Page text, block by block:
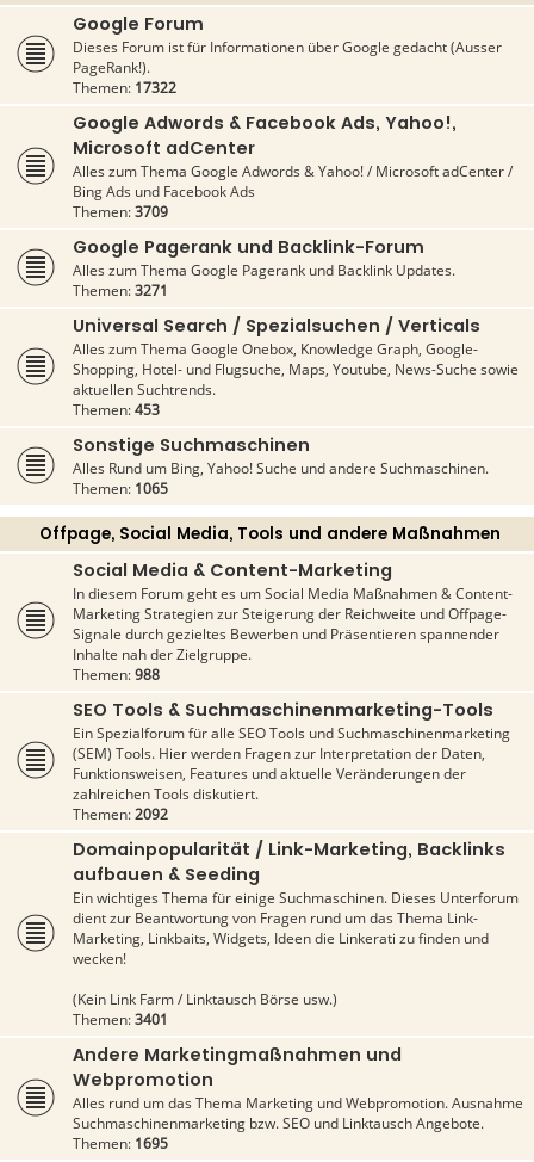
Google Forum
Dieses Forum ist für Informationen über Google gedacht (Ausser
PageRank!).
Themen: 17322
Google Adwords & Facebook Ads, Yahoo!,
Microsoft adCenter
Alles zum Thema Google Adwords & Yahoo! / Microsoft adCenter /
Bing Ads und Facebook Ads
Themen:3709
Google Pagerank und Backlink-Forum
Alles zum Thema Google Pagerank und Backlink Updates.
Themen:3271
Universal Search / Spezialsuchen / Verticals
Alles zum Thema Google Onebox, Knowledge Graph, Google-
Shopping, Hotel- und Flugsuche, Maps, Youtube, News-Suche sowie
aktuellen Suchtrends.
Themen:453
Sonstige Suchmaschinen
Alles Rund um Bing, Yahoo! Suche und andere Suchmaschinen.
Themen: 1065
Offpage, Social Media, Tools und andere Maßnahmen
Social Media & Content-Marketing
In diesem Forum geht es um Social Media Maßnahmen & Content-
Marketing Strategien zur Steigerung der Reichweite und Offpage-
Signale durch gezieltes Bewerben und Präsentieren spannender
Inhalte nah der Zielgruppe.
Themen:988
SEO Tools & Suchmaschinenmarketing-Tools
Ein Spezialforum für alle SEO Tools und Suchmaschinenmarketing
(SEM) Tools. Hier werden Fragen zur Interpretation der Daten,
Funktionsweisen, Features und aktuelle Veränderungen der
zahlreichen Tools diskutiert.
Themen:2092
Domainpopularität / Link-Marketing, Backlinks
aufbauen & Seeding
Ein wichtiges Thema für einige Suchmaschinen. Dieses Unterforum
dient zur Beantwortung von Fragen rund um das Thema Link-
Marketing, Linkbaits, Widgets, Ideen die Linkerati zu finden und
wecken!
(Kein Link Farm / Linktausch Börse usw.)
Themen:3401
Andere Marketingmaßnahmen und
Webpromotion
Alles rund um das Thema Marketing und Webpromotion. Ausnahme
Suchmaschinenmarketing bzw. SEO und Linktausch Angebote.
Themen: 1695